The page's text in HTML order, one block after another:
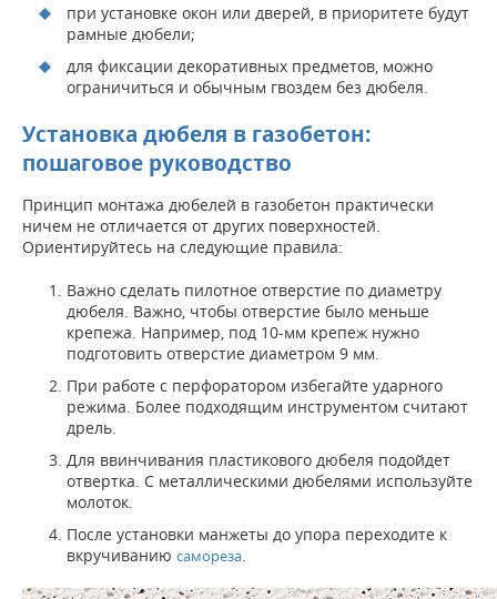
при установке окон или дверей, в приоритете будут
рамные дюбели;
для фиксации декоративных предметов, можно
ограничиться и обычным гвоздем без дюбеля.
Установка дюбеля в газобетон:
пошаговое руководство
Принцип монтажа дюбелей в газобетон практически
ничем не отличается от других поверхностей.
Ориентируйтесь на следующие правила:
Важно сделать пилотное отверстие по диаметру
дюбеля. Важно, чтобы отверстие было меньше
крепежа. Например, под 10-мм крепеж нужно
подготовить отверстие диаметром 9 мм.
При работе с перфоратором избегайте ударного
режима. Более подходящим инструментом считают
дрель.
Для ввинчивания пластикового дюбеля подойдет
отвертка. С металлическими дюбелями используйте
молоток.
После установки манжеты до упора переходите к
вкручиванию самореза.